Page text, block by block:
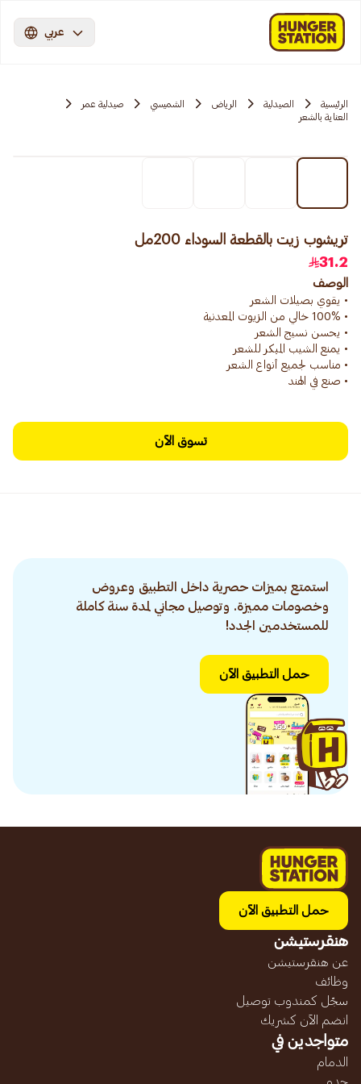
عربي
الرئيسية الصيدلية الرياض الشميسي
صيدلية عمر
العناية بالشعر
تريشوب زيت بالقطعة السوداء 200مل
31.2
الوصف
• صنع في الهند
تسوق الآن
استمتع بميزات حصرية داخل التطبيق وعروض
وخصومات مميزة. وتوصيل مجاني لمدة سنة كاملة
للمستخدمين الجدد!
حمل التطبيق الآن
حمل التطبيق الآن
هنقرستيشن
عن هنقرستيشن
وظائف
سجّل كمندوب توصيل
انضم الآن كشريك
متواجدين في
الدمام